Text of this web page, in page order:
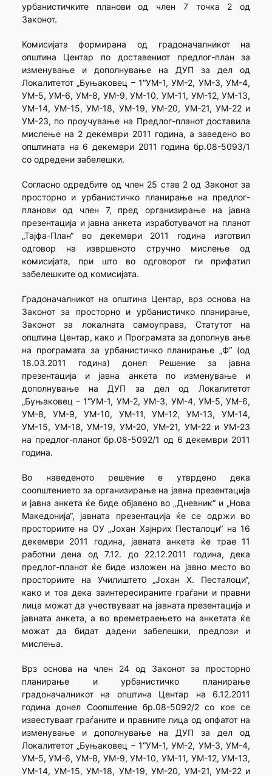
урбанистичките планови од член 7 точка 2 од
Законот.
Комисијата формирана од градоначалникот на
општина Центар по доставениот предлог-план за
изменување и дополнување на ДУП за дел од
Локалитетот „Буњаковец – 1“УМ-1, УМ-2, УМ-3, УМ-4,
УМ-5, УМ-6, УМ-8, УМ-9, УМ-10, УМ-11, УМ-12, УМ-13,
УМ-14, УМ-15, УМ-18, УМ-19, УМ-20, УМ-21, УМ-22 и
УМ-23, по проучување на Предлог-планот доставила
мислење на 2 декември 2011 година, а заведено во
општината на 6 декември 2011 година бр.08-5093/1
со одредени забелешки.
Согласно одредбите од член 25 став 2 од Законот за
просторно и урбанистичко планирање на предлог-
планови од член 7, пред организирање на јавна
презентација и јавна анкета изработувачот на планот
„Тајфа-План“ во декември 2011 година изготвил
одговор на извршеното стручно мислење од
комисијата, при што во одговорот ги прифатил
забелешките од комисијата.
Градоначалникот на општина Центар, врз основа на
Законот за просторно и урбанистичко планирање,
Законот за локалната самоуправа, Статутот на
општина Центар, како и Програмата за дополнув ање
на програмата за урбанистичко планирање „Ф“ (од
18.03.2011 година) донел Решение за јавна
презентација и јавна анкета по изменување и
дополнување на ДУП за дел од Локалитетот
„Буњаковец – 1“УМ-1, УМ-2, УМ-3, УМ-4, УМ-5, УМ-6,
УМ-8, УМ-9, УМ-10, УМ-11, УМ-12, УМ-13, УМ-14,
УМ-15, УМ-18, УМ-19, УМ-20, УМ-21, УМ-22 и УМ-23
на предлог-планот бр.08-5092/1 од 6 декември 2011
година.
Во наведеното решение е утврдено дека
соопштението за организирање на јавна презентација
и јавна анкета ќе биде објавено во „Дневник“ и „Нова
Македонија“, јавната презентација ќе се одржи во
просториите на ОУ „Јохан Хајнрих Песталоци“ на 16
декември 2011 година, јавната анкета ќе трае 11
работни дена од 7.12. до 22.12.2011 година, дека
предлог-планот ќе биде изложен на јавно место во
просториите на Училиштето „Јохан Х. Песталоци“,
како и тоа дека заинтересираните граѓани и правни
лица можат да учествуваат на јавната презентација и
јавната анкета, а во времетраењето на анкетата ќе
можат да бидат дадени забелешки, предлози и
мислења.
Врз основа на член 24 од Законот за просторно
планирање и урбанистичко планирање
градоначалникот на општина Центар на 6.12.2011
година донел Соопштение бр.08-5092/2 со кое се
известуваат граѓаните и правните лица од опфатот на
изменување и дополнување на ДУП за дел од
Локалитетот „Буњаковец – 1“УМ-1, УМ-2, УМ-3, УМ-4,
УМ-5, УМ-6, УМ-8, УМ-9, УМ-10, УМ-11, УМ-12, УМ-13,
УМ-14, УМ-15, УМ-18, УМ-19, УМ-20, УМ-21, УМ-22 и